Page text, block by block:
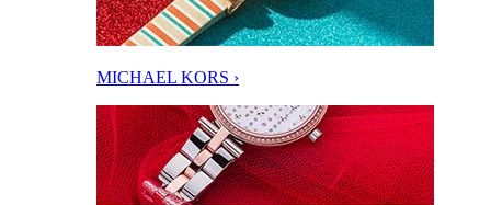
MICHAEL KORS ›